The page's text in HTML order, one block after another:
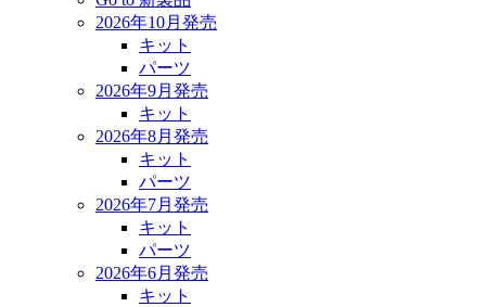
2026年10月発売
キット
パーツ
2026年9月発売
キット
2026年8月発売
キット
パーツ
2026年7月発売
キット
パーツ
2026年6月発売
キット